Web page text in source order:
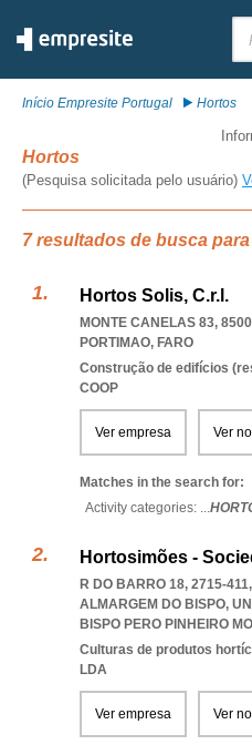
Início Empresite Portugal Hortos
Hortos
(Pesquisa solicitada pelo usuário)
7 resultados de busca
Hortos Solis, C.r.l.
MONTE CANELAS 83,
PORTIMAO, FARO
Construção de edifícios
COOP
Ver empresa Ver
Matches in the search for:
Activity categories: ...
Hortosimões -
R DO BARRO 18, 2715-
ALMARGEM DO BISPO,
BISPO PERO PINHEIRO
Culturas de produtos
LDA
Ver empresa Ver